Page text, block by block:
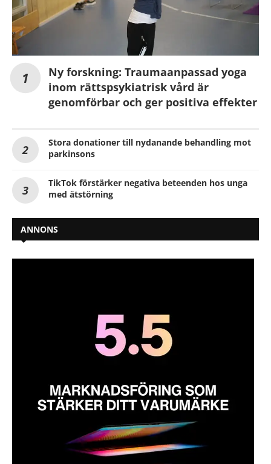
Ny forskning: Traumaanpassad yoga
inom rättspsykiatrisk vård är
genomförbar och ger positiva effekter
Stora donationer till nydanande behandling mot
parkinsons
TikTok förstärker negativa beteenden hos unga
med ätstörning
ANNONS